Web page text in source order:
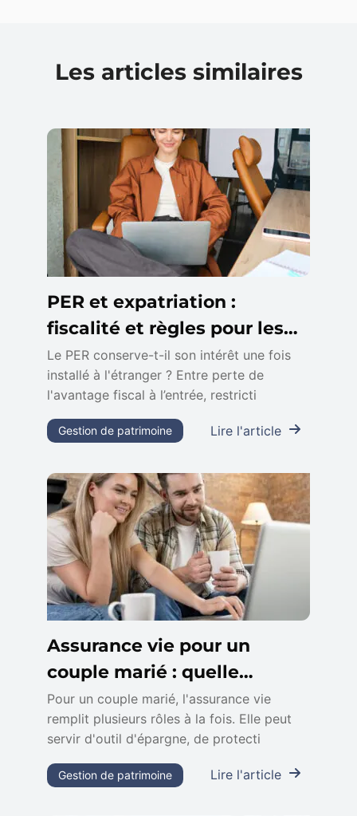
Les articles similaires
PER et expatriation :
fiscalité et règles pour les
non-résidents
Le PER conserve-t-il son intérêt une fois
installé à l'étranger ? Entre perte de
l'avantage fiscal à l’entrée, restricti
Lire l'article
Gestion de patrimoine
Assurance vie pour un
couple marié : quelle
stratégie adopter ?
Pour un couple marié, l'assurance vie
remplit plusieurs rôles à la fois. Elle peut
servir d'outil d'épargne, de protecti
Lire l'article
Gestion de patrimoine